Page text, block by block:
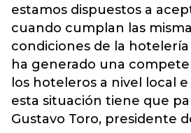
estamos dispuestos a
cuando cumplan las
condiciones de la
ha generado una
los hoteleros a nivel local
esta situación tiene que
Gustavo Toro, presidente